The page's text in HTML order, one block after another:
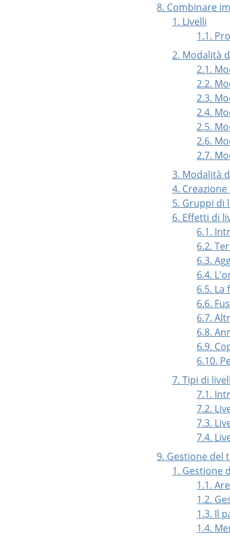
8. Combinare
1. Livelli
1.1.
2. Modalità
2.1.
2.2.
2.3.
2.4.
2.5.
2.6.
2.7.
3. Modalità
4.
5. Gruppi di
6. Effetti di
6.1.
6.2.
6.3.
6.4.
6.5.
6.6.
6.7.
6.8.
6.9.
6.10.
7. Tipi di
7.1.
7.2.
7.3.
7.4.
9. Gestione del
1. Gestione
1.1.
1.2.
1.3. Il
1.4.